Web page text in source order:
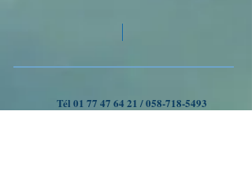
Tél 01 77 47 64 21 /058-718-5493